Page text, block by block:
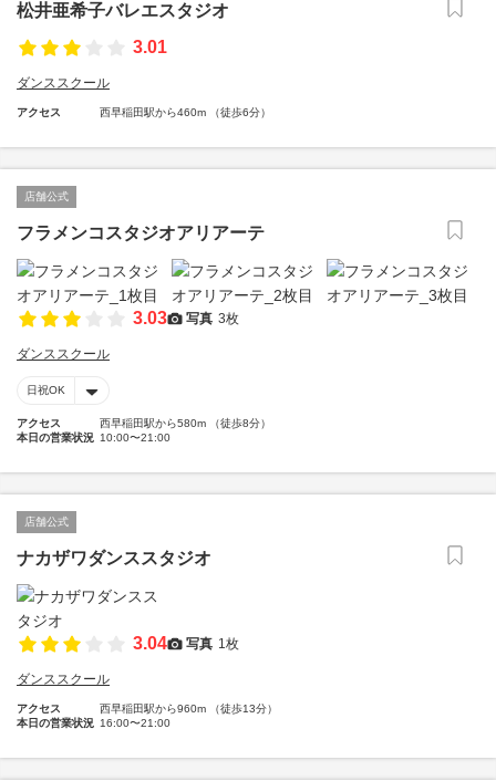
松井亜希子バレエスタジオ
3.01
ダンススクール
アクセス 西早稲田駅から460m （徒歩6分）
店舗公式
フラメンコスタジオアリアーテ
3.03 写真 3枚
ダンススクール
日祝OK
アクセス
西早稲田駅から580m （徒歩8分）
本日の営業状況 10:00〜21:00
店舗公式
ナカザワダンススタジオ
3.04 写真 1枚
ダンススクール
アクセス
西早稲田駅から960m （徒歩13分）
本日の営業状況 16:00〜21:00